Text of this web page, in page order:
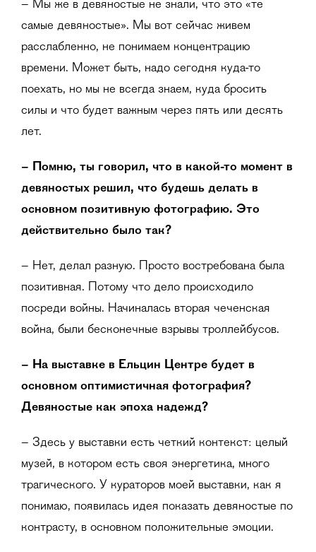
– Мы же в девяностые не знали, что это «те
самые девяностые». Мы вот сейчас живем
расслабленно, не понимаем концентрацию
времени. Может быть, надо сегодня куда-то
поехать, но мы не всегда знаем, куда бросить
силы и что будет важным через пять или десять
лет.
– Помню, ты говорил, что в какой-то момент в
девяностых решил, что будешь делать в
основном позитивную фотографию. Это
действительно было так?
– Нет, делал разную. Просто востребована была
позитивная. Потому что дело происходило
посреди войны. Начиналась вторая чеченская
война, были бесконечные взрывы троллейбусов.
– На выставке в Ельцин Центре будет в
основном оптимистичная фотография?
Девяностые как эпоха надежд?
– Здесь у выставки есть четкий контекст: целый
музей, в котором есть своя энергетика, много
трагического. У кураторов моей выставки, как я
понимаю, появилась идея показать девяностые по
контрасту, в основном положительные эмоции.